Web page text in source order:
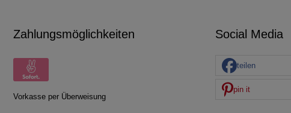
Zahlungsmöglichkeiten
Vorkasse per Überweisung
Social Media
teilen
pin it